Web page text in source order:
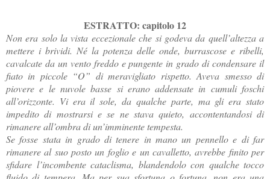
ESTRATTO: capitolo 12
Non era solo la vista eccezionale che si godeva da quell’altezza a
mettere i brividi. Né la potenza delle onde, burrascose e ribelli,
cavalcate da un vento freddo e pungente in grado di condensare il
fiato in piccole “O” di meravigliato rispetto. Aveva smesso di
piovere e le nuvole basse si erano addensate in cumuli foschi
all’orizzonte. Vi era il sole, da qualche parte, ma gli era stato
impedito di mostrarsi e se ne stava quieto, accontentandosi di
rimanere all’ombra di un’imminente tempesta.
Se fosse stata in grado di tenere in mano un pennello e di far
rimanere al suo posto un foglio e un cavalletto, avrebbe finito per
sfidare l’incombente cataclisma, blandendolo con qualche tocco